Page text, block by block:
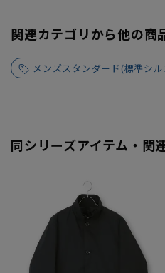
関連カテゴリから他の商
メンズスタンダード(標準シ
同シリーズアイテム・関